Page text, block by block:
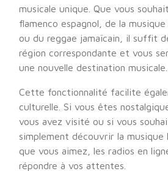
musicale unique. Que vous
flamenco espagnol, de la
ou du reggae jamaïcain, il suffit
région correspondante et vous
une nouvelle destination musicale.
Cette fonctionnalité facilite
culturelle. Si vous êtes
vous avez visité ou si vous
simplement découvrir la musique
que vous aimez, les radios en
répondre à vos attentes.